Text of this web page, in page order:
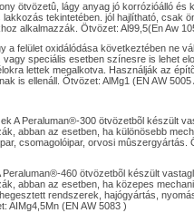
ötvözetû, lágy anyag jó korrózióálló és
tekintetében. jól hajlítható, csak
alkalmazzák. Ötvözet: Al99,5(En Aw
a felület oxidálódása következtében ne
speciális esetben színesre is lehet
lettek megalkotva. Használják az
is ellenáll. Ötvözet: AlMg1 (EN AW 5005
A Peraluman®-300 ötvözetbõl készült
abban az esetben, ha különösebb
csomagolóipar, orvosi mûszergyártás.
460 ötvözetbõl készült
abban az esetben, ha közepes
rendszerek, hajógyártás,
AIMg4,5Mn (EN AW 5083 )